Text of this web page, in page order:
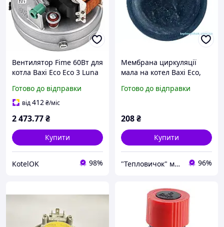
Вентилятор Fime 60Вт для
котла Baxi Eco Eco 3 Luna
5653850 VGR0042710
Готово до відправки
від412₴/міс
2 473.77₴
Купити
KotelOK 98%
Мембрана циркуляції
мала на котел Baxi Eco,
5405320
Готово до відправки
208₴
Купити
"Тепловичок" магазин 96%